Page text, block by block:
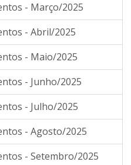
- Março/2025
- Abril/2025
- Maio/2025
- Junho/2025
- Julho/2025
- Agosto/2025
- Setembro/2025